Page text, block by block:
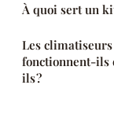
À quoi sert un
Les
fonctionnent-ils
ils ?